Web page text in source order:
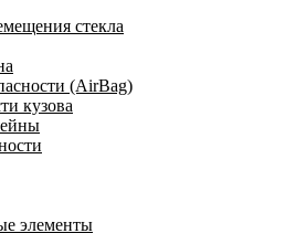
стекла
(AirBag)
кузова
элементы